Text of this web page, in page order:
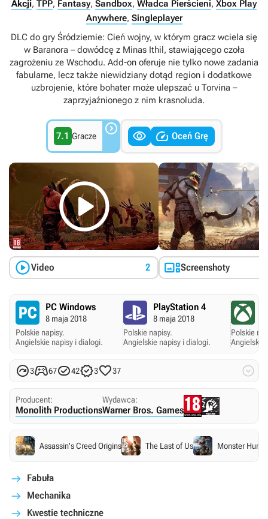
Akcji, TPP, Fantasy, Sandbox, Władca Pierścieni, Xbox Play
Anywhere, Singleplayer
DLC do gry Śródziemie: Cień wojny, w którym gracz wciela się
w Baranora – dowódcę z Minas Ithil, stawiającego czoła
zagrożeniu ze Wschodu. Add-on oferuje nie tylko nowe zadania
fabularne, lecz także niewidziany dotąd region i dodatkowe
uzbrojenie, które bohater może ulepszać u Torvina –
zaprzyjaźnionego z nim krasnoluda.
7.1 Gracze    Oceń Grę

Video 2 Screenshoty
PC Windows
8 maja 2018
Polskie napisy.
Angielskie napisy i dialogi.
PlayStation 4
8 maja 2018
Polskie napisy.
Angielskie napisy i dialogi.
Polskie
Angielskie
36742337 
Producent:
Monolith Productions
Wydawca:
Warner Bros. Games
Assassin's Creed Origins The Last of Us Monster
Fabuła
Mechanika
Kwestie techniczne